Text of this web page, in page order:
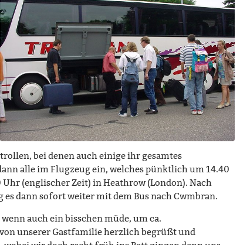
bei denen auch einige ihr gesamtes
alle im Flugzeug ein, welches pünktlich um 14.40
(englischer Zeit) in Heathrow (London). Nach
dann sofort weiter mit dem Bus nach Cwmbran.
auch ein bisschen müde, um ca.
unserer Gastfamilie herzlich begrüßt und